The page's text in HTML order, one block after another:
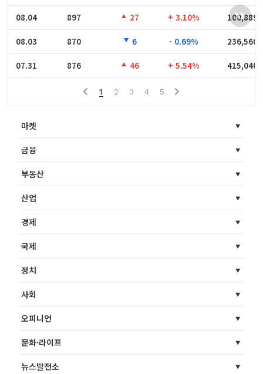
08.04
08.03
07.31
08.04 897 27 + 3.10% 100,889
08.03 870 6 - 0.69% 236,560
07.31 876 46 + 5.54% 415,040
1 2 3 4 5
마켓
금융
부동산
산업
경제
국제
정치
사회
오피니언
문화·라이프
뉴스발전소